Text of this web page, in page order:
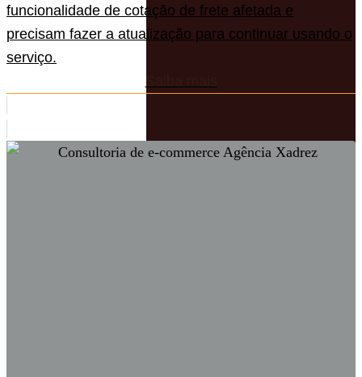
funcionalidade de cotação de frete afetada e
precisam fazer a atualização para continuar usando o
serviço.